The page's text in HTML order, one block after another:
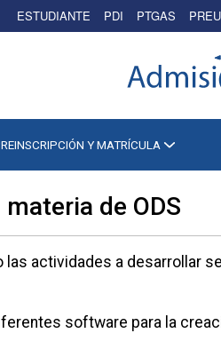
ESTUDIANTE PDI PTGAS
Y MATRÍCULA
de ODS
las actividades a desarrollar
software para la